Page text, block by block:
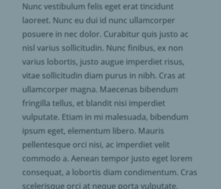
Nunc vestibulum felis eget erat tincidunt
laoreet. Nunc eu dui id nunc ullamcorper
posuere in nec dolor. Curabitur quis justo ac
nisl varius sollicitudin. Nunc finibus, ex non
varius lobortis, justo augue imperdiet risus,
vitae sollicitudin diam purus in nibh. Cras at
ullamcorper magna. Maecenas bibendum
fringilla tellus, et blandit nisi imperdiet
vulputate. Etiam in mi malesuada, bibendum
ipsum eget, elementum libero. Mauris
pellentesque orci nisi, ac imperdiet velit
commodo a. Aenean tempor justo eget lorem
consequat, a lobortis diam condimentum. Cras
scelerisque orci at neque porta vulputate.